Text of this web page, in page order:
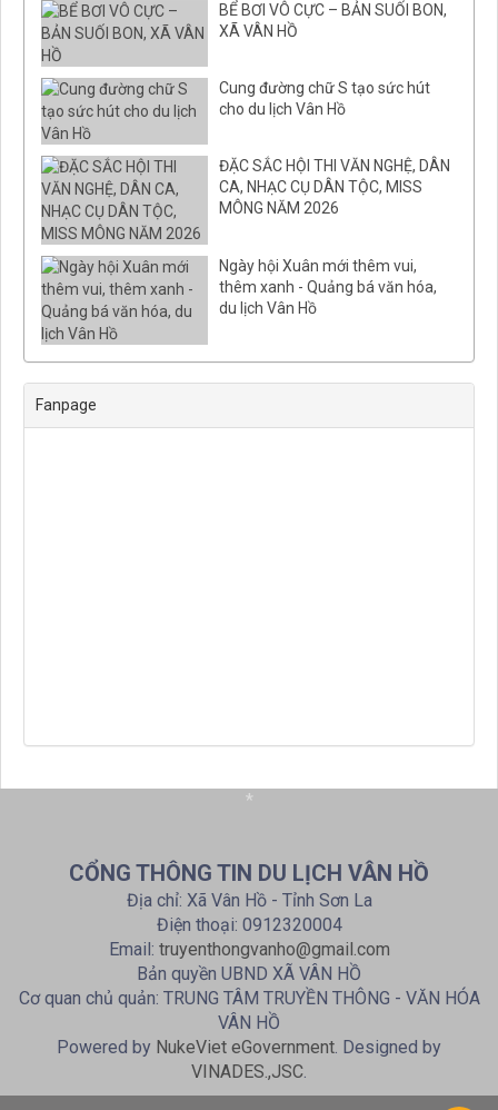
BỂ BƠI VÔ CỰC – BẢN SUỐI BON,
XÃ VÂN HỒ
Cung đường chữ S tạo sức hút
cho du lịch Vân Hồ
ĐẶC SẮC HỘI THI VĂN NGHỆ, DÂN
CA, NHẠC CỤ DÂN TỘC, MISS
MÔNG NĂM 2026
Ngày hội Xuân mới thêm vui,
thêm xanh - Quảng bá văn hóa,
du lịch Vân Hồ
Fanpage
*
CỔNG THÔNG TIN DU LỊCH VÂN HỒ
Địa chỉ: Xã Vân Hồ - Tỉnh Sơn La
Điện thoại: 0912320004
Email: truyenthongvanho@gmail.com
Bản quyền UBND XÃ VÂN HỒ
Cơ quan chủ quản: TRUNG TÂM TRUYỀN THÔNG - VĂN HÓA
VÂN HỒ
Powered by NukeViet eGovernment. Designed by
VINADES.,JSC.